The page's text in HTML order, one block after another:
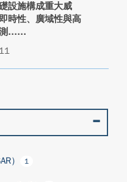
設施構成重大威
時性、廣域性與高
...
） 1